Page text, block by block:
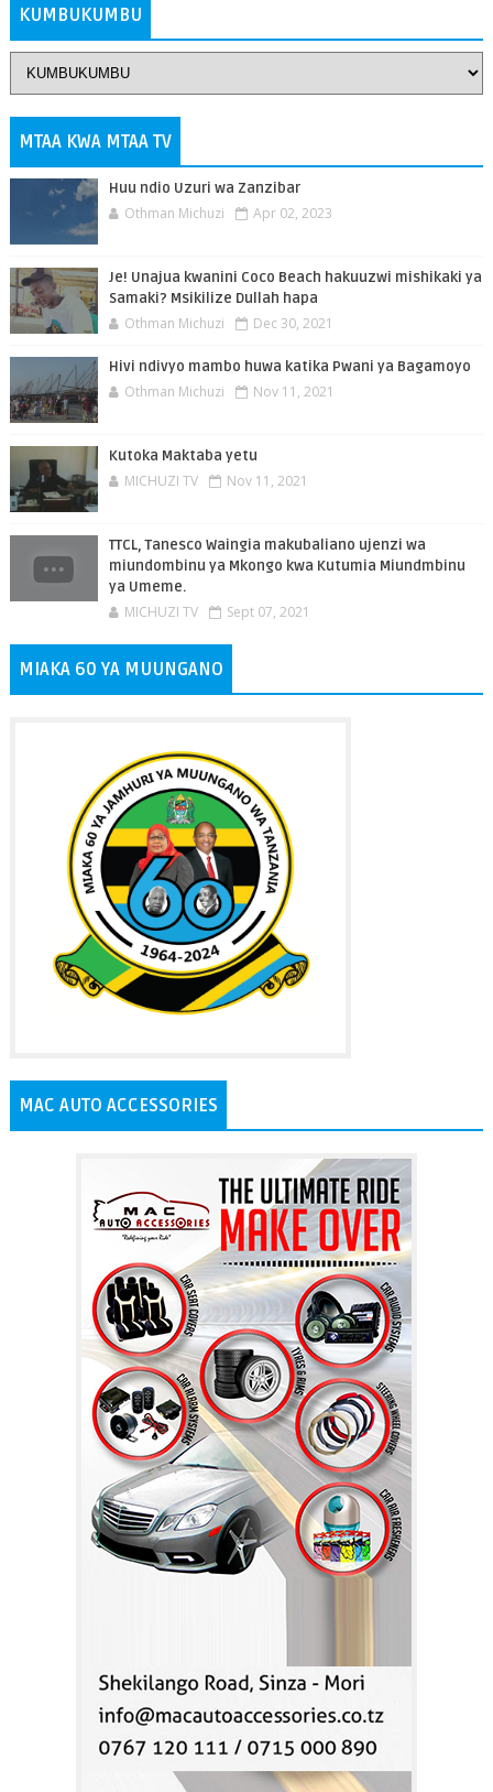
KUMBUKUMBU
MTAA KWA MTAA TV
Huu ndio Uzuri wa Zanzibar
Othman Michuzi Apr 02, 2023
Je! Unajua kwanini Coco Beach hakuuzwi mishikaki ya
Samaki? Msikilize Dullah hapa
Othman Michuzi Dec 30, 2021
Hivi ndivyo mambo huwa katika Pwani ya Bagamoyo
Othman Michuzi Nov 11, 2021
Kutoka Maktaba yetu
MICHUZI TV Nov 11, 2021
TTCL, Tanesco Waingia makubaliano ujenzi wa
miundombinu ya Mkongo kwa Kutumia Miundmbinu
ya Umeme.
MICHUZI TV Sept 07, 2021
MIAKA 60 YA MUUNGANO
MAC AUTO ACCESSORIES